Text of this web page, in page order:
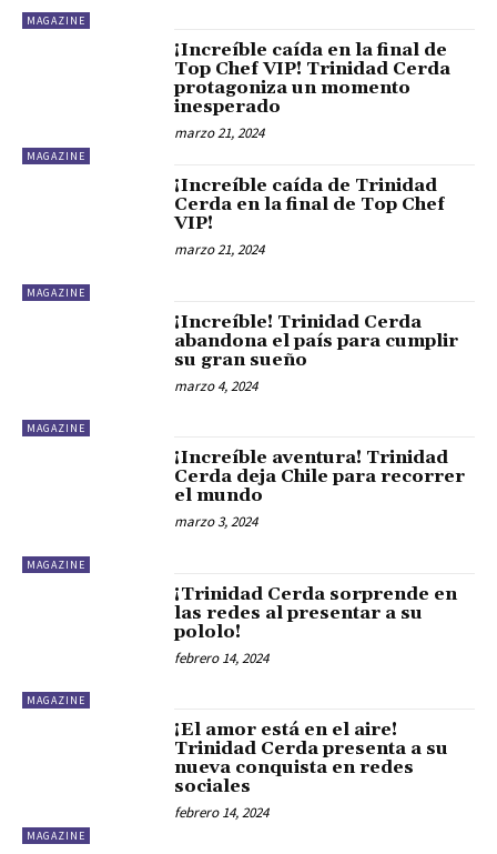
MAGAZINE
MAGAZINE
¡Increíble caída en la final de
Top Chef VIP! Trinidad Cerda
protagoniza un momento
inesperado
marzo 21, 2024
MAGAZINE
¡Increíble caída de Trinidad
Cerda en la final de Top Chef
VIP!
marzo 21, 2024
MAGAZINE
¡Increíble! Trinidad Cerda
abandona el país para cumplir
su gran sueño
marzo 4, 2024
MAGAZINE
¡Increíble aventura! Trinidad
Cerda deja Chile para recorrer
el mundo
marzo 3, 2024
MAGAZINE
¡Trinidad Cerda sorprende en
las redes al presentar a su
pololo!
febrero 14, 2024
MAGAZINE
¡El amor está en el aire!
Trinidad Cerda presenta a su
nueva conquista en redes
sociales
febrero 14, 2024